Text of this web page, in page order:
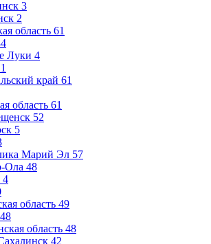
3
2
область 61
Луки 4
1
край 61
область 61
52
5
Марий Эл 57
Ола 48
4
область 49
48
область 48
42